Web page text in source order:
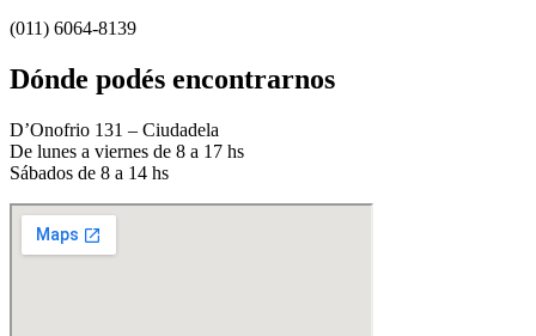
(011) 6064-8139
Dónde podés encontrarnos
D’Onofrio 131 – Ciudadela
De lunes a viernes de 8 a 17 hs
Sábados de 8 a 14 hs